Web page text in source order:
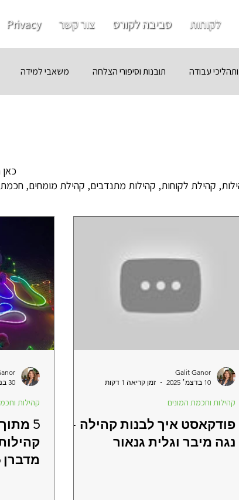
לקוחות סביבה לקורס צור קשר Privacy
ותהליכי עבודה תובנות וסיפורי הצלחה משאבי למידה
קהילת לקוחות, קהילות מתנדבים, קהילת מומחים, חכמת
פודקאסט איך לבנות קהילה -
נגה מיבר וגלית גנאור
קהילות וחכמת המונים
Galit Ganor
10 בדצמ׳ 2025
זמן קריאה 1 דקות
מדברן Midburn 2025
קהילות
30 בנוב׳ 2025